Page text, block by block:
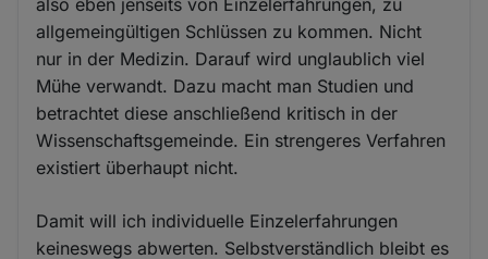
allgemeingültigen Schlüssen zu kommen. Nicht
nur in der Medizin. Darauf wird unglaublich viel
Mühe verwandt. Dazu macht man Studien und
betrachtet diese anschließend kritisch in der
Wissenschaftsgemeinde. Ein strengeres Verfahren
existiert überhaupt nicht.
Damit will ich individuelle Einzelerfahrungen
keineswegs abwerten. Selbstverständlich bleibt es